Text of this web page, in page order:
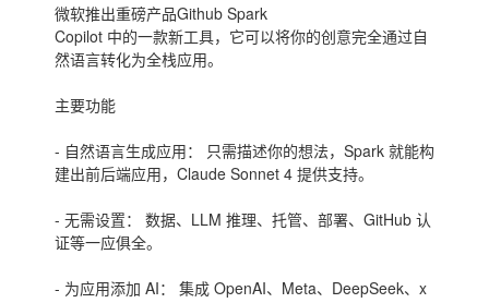
微软推出重磅产品Github Spark
Copilot 中的一款新工具，它可以将你的创意完全通过自
然语言转化为全栈应用。
主要功能
- 自然语言生成应用： 只需描述你的想法，Spark 就能构
建出前后端应用，Claude Sonnet 4 提供支持。
- 无需设置： 数据、LLM 推理、托管、部署、GitHub 认
证等一应俱全。
- 为应用添加 AI： 集成 OpenAI、Meta、DeepSeek、x